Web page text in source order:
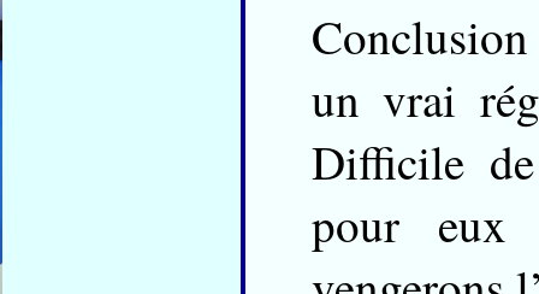
un vrai
Difficile
pour eux